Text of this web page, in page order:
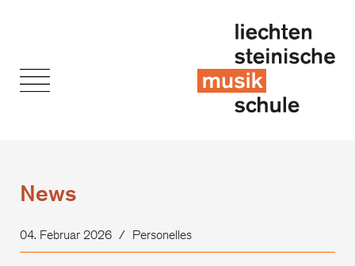
News
04. Februar 2026 / Personelles